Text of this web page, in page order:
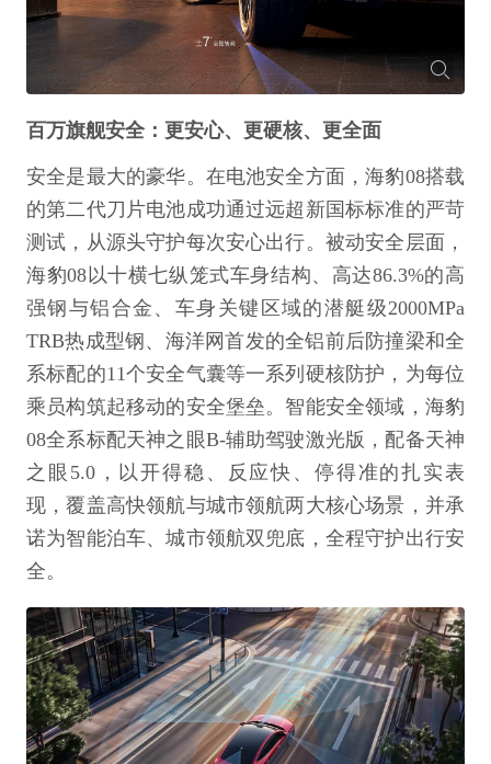
百万旗舰安全：更安心、更硬核、更全面
安全是最大的豪华。在电池安全方面，海豹08搭载
的第二代刀片电池成功通过远超新国标标准的严苛
测试，从源头守护每次安心出行。被动安全层面，
海豹08以十横七纵笼式车身结构、高达86.3%的高
强钢与铝合金、车身关键区域的潜艇级2000MPa
TRB热成型钢、海洋网首发的全铝前后防撞梁和全
系标配的11个安全气囊等一系列硬核防护，为每位
乘员构筑起移动的安全堡垒。智能安全领域，海豹
08全系标配天神之眼B-辅助驾驶激光版，配备天神
之眼5.0，以开得稳、反应快、停得准的扎实表
现，覆盖高快领航与城市领航两大核心场景，并承
诺为智能泊车、城市领航双兜底，全程守护出行安
全。